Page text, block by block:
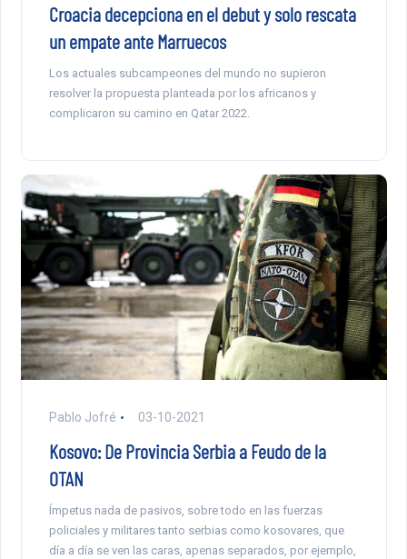
Croacia decepciona en el debut y solo rescata
un empate ante Marruecos
Los actuales subcampeones del mundo no supieron
resolver la propuesta planteada por los africanos y
complicaron su camino en Qatar 2022.
Pablo Jofré 03-10-2021
Kosovo: De Provincia Serbia a Feudo de la
OTAN
Ímpetus nada de pasivos, sobre todo en las fuerzas
policiales y militares tanto serbias como kosovares, que
día a día se ven las caras, apenas separados, por ejemplo,